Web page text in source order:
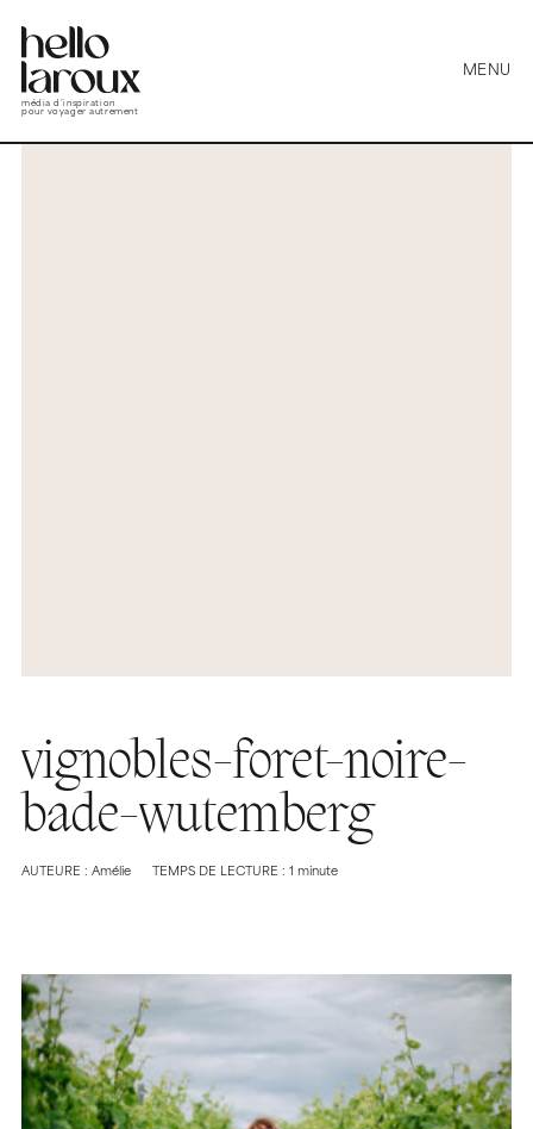
média d’inspiration
pour voyager autrement
MENU
vignobles-foret-noire-
bade-wutemberg
AUTEURE : Amélie TEMPS DE LECTURE : 1 minute